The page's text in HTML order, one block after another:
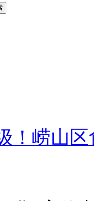
！崂山